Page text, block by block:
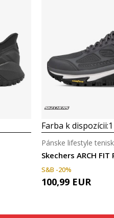
Farba k dispozícii:1
Skechers ARCH FIT
Pánske lifestyle
S&B -20%
100,99 EUR